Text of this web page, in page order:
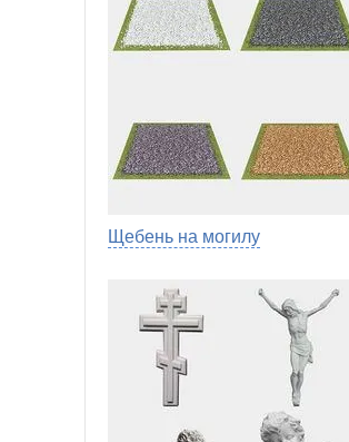
Щебень на могилу